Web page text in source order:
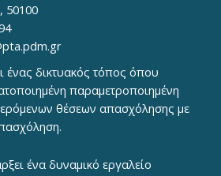
50100
ένας δικτυακός τόπος όπου
παραμετροποιημένη
θέσεων απασχόλησης με
ένα δυναμικό εργαλείο